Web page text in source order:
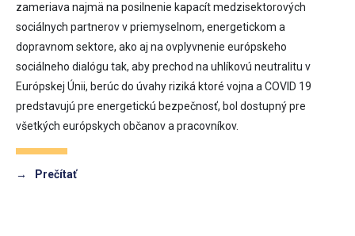
zameriava najmä na posilnenie kapacít medzisektorových
sociálnych partnerov v priemyselnom, energetickom a
dopravnom sektore, ako aj na ovplyvnenie európskeho
sociálneho dialógu tak, aby prechod na uhlíkovú neutralitu v
Európskej Únii, berúc do úvahy riziká ktoré vojna a COVID 19
predstavujú pre energetickú bezpečnosť, bol dostupný pre
všetkých európskych občanov a pracovníkov.
→ Prečítať